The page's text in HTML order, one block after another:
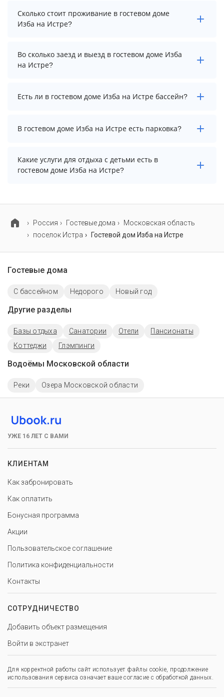
Сколько стоит проживание в гостевом доме
Изба на Истре?
Стоимость проживания в гостевом доме Изба на
Истре начинается от 3800 рублей. Чтобы увидеть
Во сколько заезд и выезд в гостевом доме Изба
на Истре?
Заезд возможен после 14:00, а выезд необходимо
осуществить до 12:00.
Есть ли в гостевом доме Изба на Истре бассейн?
В гостевом доме Изба на Истре нет бассейна.
В гостевом доме Изба на Истре есть парковка?
В гостевом доме Изба на Истре есть парковка,
уточните информацию перед бронированием у
Какие услуги для отдыха с детьми есть в
гостевом доме Изба на Истре?
Россия
Гостевые дома
Московская область
поселок Истра
Гостевой дом Изба на Истре
Гостевые дома
C бассейном Недорого Новый год
Другие разделы
Базы отдыха Санатории Отели
Пансионаты
Коттеджи
Глэмпинги
Водоёмы Московской области
Реки Озера Московской области
УЖЕ 16 ЛЕТ С ВАМИ
КЛИЕНТАМ
Как забронировать
Как оплатить
Бонусная программа
Акции
Пользовательское соглашение
Политика конфиденциальности
Контакты
СОТРУДНИЧЕСТВО
Добавить объект размещения
Войти в экстранет
Для корректной работы сайт использует файлы cookie, продолжение
использования сервиса означает ваше согласие с обработкой данных.